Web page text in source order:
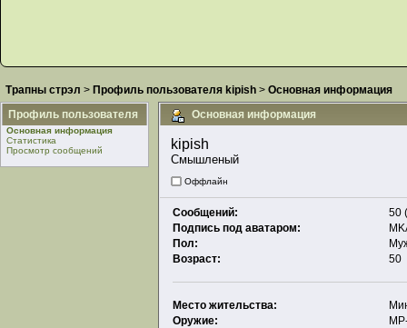
Трапны стрэл > Профиль пользователя kipish > Основная информация
Профиль пользователя
Основная информация
Статистика
Просмотр сообщений
Основная информация
kipish
Смышленый
Оффлайн
Сообщений:
50
Подпись под аватаром:
Пол:
Возраст:
50
Место жительства:
Оружие: